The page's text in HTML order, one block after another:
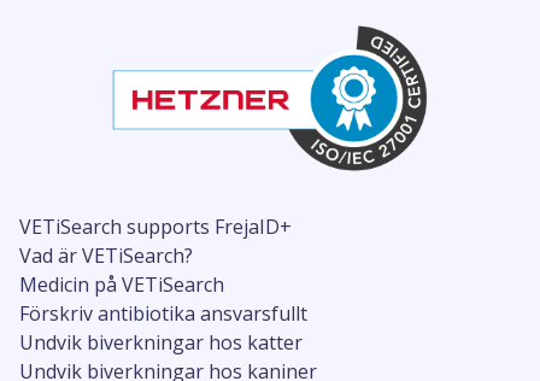
VETiSearch supports FrejaID+
Vad är VETiSearch?
Medicin på VETiSearch
Förskriv antibiotika ansvarsfullt
Undvik biverkningar hos katter
Undvik biverkningar hos kaniner